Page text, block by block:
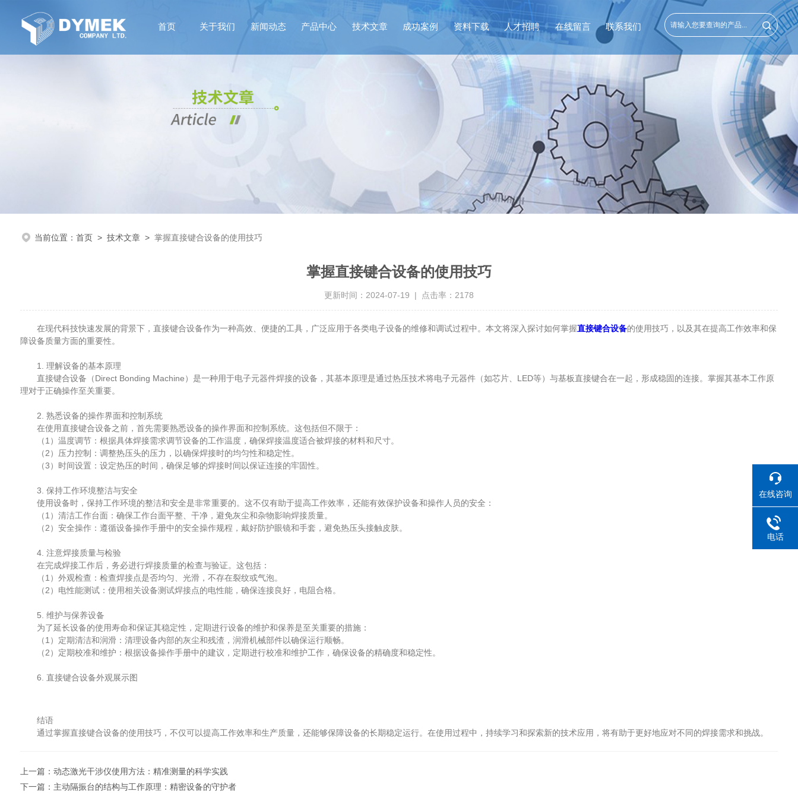
首页 关于我们 新闻动态 产品中心 技术文章 成功案例 资料下载 人才招聘 在线留言 联系我们
当前位置： 首页> 技术文章> 掌握直接键合设备的使用技巧
掌握直接键合设备的使用技巧
更新时间：2024-07-19 | 点击率：2178
在现代科技快速发展的背景下，直接键合设备作为一种高效、便捷的工具，广泛应用于各类电子设备的维修和调试过程中。本文将深入探讨如何掌握直接键合设备的使用技巧，以及其在提高工作效率和保
障设备质量方面的重要性。
1. 理解设备的基本原理
直接键合设备（Direct Bonding Machine）是一种用于电子元器件焊接的设备，其基本原理是通过热压技术将电子元器件（如芯片、LED等）与基板直接键合在一起，形成稳固的连接。掌握其基本工作原
理对于正确操作至关重要。
2. 熟悉设备的操作界面和控制系统
在使用直接键合设备之前，首先需要熟悉设备的操作界面和控制系统。这包括但不限于：
（1）温度调节：根据具体焊接需求调节设备的工作温度，确保焊接温度适合被焊接的材料和尺寸。
（2）压力控制：调整热压头的压力，以确保焊接时的均匀性和稳定性。
（3）时间设置：设定热压的时间，确保足够的焊接时间以保证连接的牢固性。
3. 保持工作环境整洁与安全
使用设备时，保持工作环境的整洁和安全是非常重要的。这不仅有助于提高工作效率，还能有效保护设备和操作人员的安全：
（1）清洁工作台面：确保工作台面平整、干净，避免灰尘和杂物影响焊接质量。
（2）安全操作：遵循设备操作手册中的安全操作规程，戴好防护眼镜和手套，避免热压头接触皮肤。
4. 注意焊接质量与检验
在完成焊接工作后，务必进行焊接质量的检查与验证。这包括：
（1）外观检查：检查焊接点是否均匀、光滑，不存在裂纹或气泡。
（2）电性能测试：使用相关设备测试焊接点的电性能，确保连接良好，电阻合格。
5. 维护与保养设备
为了延长设备的使用寿命和保证其稳定性，定期进行设备的维护和保养是至关重要的措施：
（1）定期清洁和润滑：清理设备内部的灰尘和残渣，润滑机械部件以确保运行顺畅。
（2）定期校准和维护：根据设备操作手册中的建议，定期进行校准和维护工作，确保设备的精确度和稳定性。
6. 直接键合设备外观展示图
结语
通过掌握直接键合设备的使用技巧，不仅可以提高工作效率和生产质量，还能够保障设备的长期稳定运行。在使用过程中，持续学习和探索新的技术应用，将有助于更好地应对不同的焊接需求和挑战。
上一篇： 动态激光干涉仪使用方法：精准测量的科学实践
下一篇： 主动隔振台的结构与工作原理：精密设备的守护者
在线咨询
电话